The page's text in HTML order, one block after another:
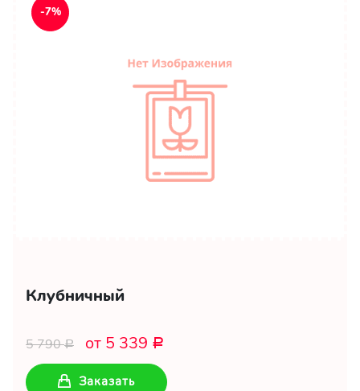
-7%
Клубничный
5 790Р от 5 339 Р
Заказать